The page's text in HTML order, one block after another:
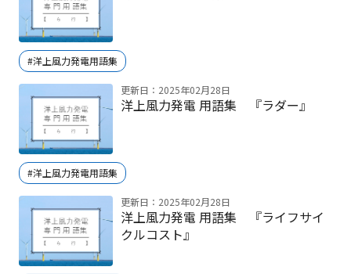
#洋上風力発電用語集
更新日：2025年02月28日
洋上風力発電 用語集 『ラダー』
#洋上風力発電用語集
更新日：2025年02月28日
洋上風力発電 用語集 『ライフサイ
クルコスト』